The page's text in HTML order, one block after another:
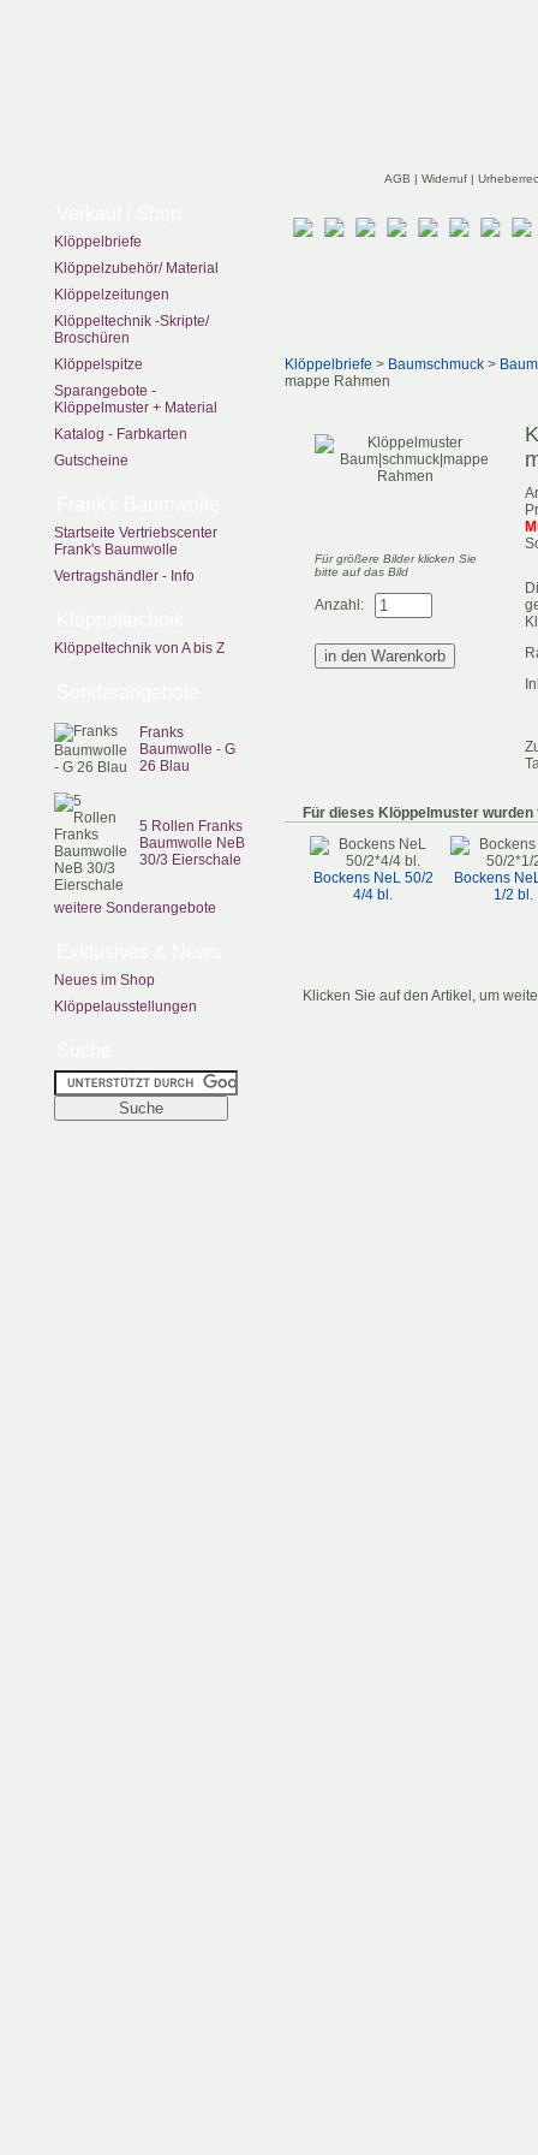
AGB | Widerruf |
Klöppelbriefe
Klöppelzubehör/ Material
Klöppelzeitungen
Klöppeltechnik -Skripte/
Broschüren
Klöppelspitze
Sparangebote -
Klöppelmuster + Material
Katalog - Farbkarten
Gutscheine
Startseite Vertriebscenter
Frank's Baumwolle
Vertragshändler - Info
Klöppeltechnik von A bis Z
Franks
Baumwolle - G
26 Blau
5 Rollen Franks
Baumwolle NeB
30/3 Eierschale
weitere Sonderangebote
Neues im Shop
Klöppelausstellungen
Klöppelbriefe > Baumschmuck >
mappe Rahmen
Für größere Bilder klicken Sie
bitte auf das Bild
Anzahl:
Für dieses Klöppelmuster
Bockens NeL 50/2
4/4 bl.
Bockens
1/2 bl.
Klicken Sie auf den Artikel, um